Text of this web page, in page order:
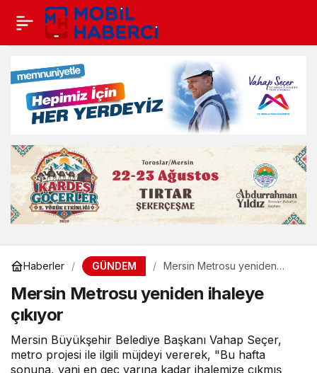
Haberler GÜNDEM
Mersin Metrosu yeniden
Mersin Metrosu yeniden ihaleye
çıkıyor
Mersin Büyükşehir Belediye Başkanı Vahap Seçer,
metro projesi ile ilgili müjdeyi vererek, "Bu hafta
sonuna, yani en geç yarına kadar ihalemize çıkmış